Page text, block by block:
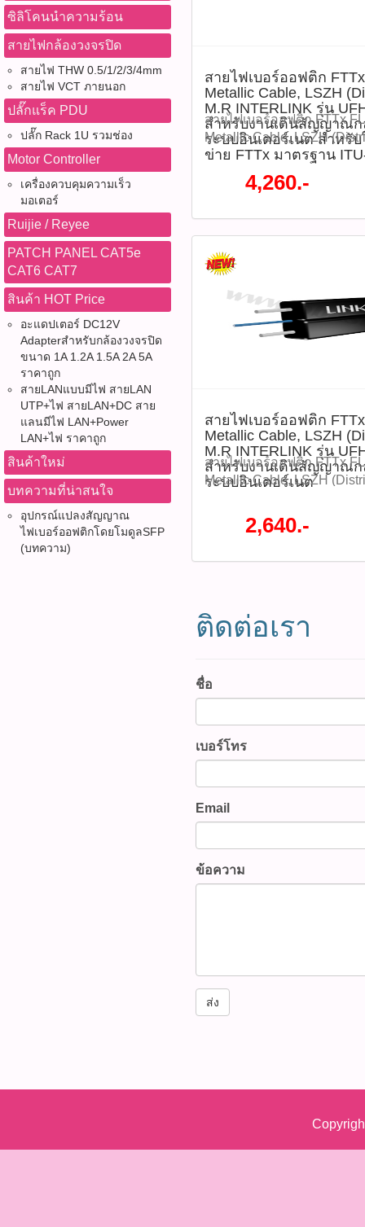
ซิลิโคนนำความร้อน
สายไฟกล้องวงจรปิด
สายไฟ THW 0.5/1/2/3/4mm
สายไฟ VCT ภายนอก
ปลั๊กแร็ค PDU
ปลั๊ก Rack 1U รวมช่อง
Motor Controller
เครื่องควบคุมความเร็ว
มอเตอร์
Ruijie / Reyee
PATCH PANEL CAT5e
CAT6 CAT7
สินค้า HOT Price
อะแดปเตอร์ DC12V
Adapterสำหรับกล้องวงจรปิด
ขนาด 1A 1.2A 1.5A 2A 5A
ราคาถูก
สายLANแบบมีไฟ สายLAN
UTP+ไฟ สายLAN+DC สาย
แลนมีไฟ LAN+Power
LAN+ไฟ ราคาถูก
สินค้าใหม่
บทความที่น่าสนใจ
อุปกรณ์แปลงสัญญาณ
ไฟเบอร์ออฟติก​โดยโมดูลSFP
(บทความ)
987-3656 (saleธิป)
2686 (sale ตี๋)
@peeranun8336
สายไฟเบอร์ออฟติก
Metallic Cable, LSZH
M.R INTERLINK รุ่น
สำหรับงานเดินสัญญาณก
ระบบอินเตอร์เนต สำหรั
ข่าย FTTx มาตรฐาน
สายไฟเบอร์ออฟติก FTTx
Metallic Cable, LSZH
INTERLINK รุ่น UFH9322
สัญญาณกล้องวงจรปิดและร
สำหรับใช้งานในโครงข่าย
ตามเสาโดยไม่ต้องเดินสาย
ไม่มีส่วนของโลหะ ไฟไม่ดู
ไฟฟ้า INTERLINK
สูงสุด 70% จากปกติ ราคา
ราคา 4,260 บาท รุ่น :
987-3656 (saleธิป)
2686 (sale ตี๋)
@peeranun8336
4,260.-
สายไฟเบอร์ออฟติก
Metallic Cable, LSZH
M.R INTERLINK รุ่น
สำหรับงานเดินสัญญาณก
ระบบอินเตอร์เนต
สายไฟเบอร์ออฟติก FTTx
Metallic Cable, LSZH
สัญญาณกล้องวงจรปิดและร
สำหรับใช้งานในโครงข่าย
สายทนสภาวะแวดล้อมและ
MIDYEAR SALE 2026 ลด
UFH9321 (รหัสสินค้า :
นทั้งหมด
2686 (sale ตี๋)
@peeranun8336
2,640.-
ติดต่อเรา
ชื่อ
เบอร์โทร
Email
ข้อความ
ส่ง